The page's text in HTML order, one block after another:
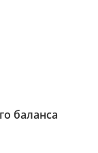
баланса